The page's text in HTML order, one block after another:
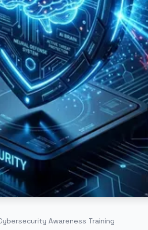
Awareness Training